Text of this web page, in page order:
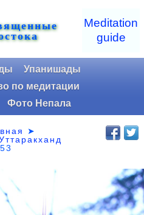
Meditation
guide
Упанишады
по медитации
Фото Непала
➤